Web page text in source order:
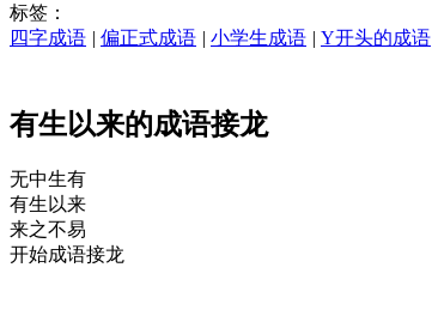
标签：
四字成语 | 偏正式成语 | 小学生成语 | Y开头的成语
有生以来的成语接龙
无中生有
有生以来
来之不易
开始成语接龙